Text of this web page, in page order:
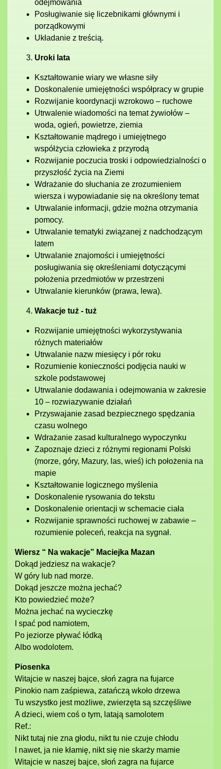
odejmowania
Posługiwanie się liczebnikami głównymi i
porządkowymi
Układanie z treścią.
Uroki lata
Kształtowanie wiary we własne siły
Doskonalenie umiejętności współpracy w grupie
Rozwijanie koordynacji wzrokowo – ruchowe
Utrwalenie wiadomości na temat żywiołów –
woda, ogień, powietrze, ziemia
Kształtowanie mądrego i umiejętnego
współżycia człowieka z przyrodą
Rozwijanie poczucia troski i odpowiedzialności o
przyszłość życia na Ziemi
Wdrażanie do słuchania ze zrozumieniem
wiersza i wypowiadanie się na określony temat
Utrwalanie informacji, gdzie można otrzymania
pomocy.
Utrwalanie tematyki związanej z nadchodzącym
latem
Utrwalanie znajomości i umiejętności
posługiwania się określeniami dotyczącymi
położenia przedmiotów w przestrzeni
Utrwalanie kierunków (prawa, lewa).
Wakacje tuż - tuż
Rozwijanie umiejętności wykorzystywania
różnych materiałów
Utrwalanie nazw miesięcy i pór roku
Rozumienie konieczności podjęcia nauki w
szkole podstawowej
Utrwalanie dodawania i odejmowania w zakresie
10 – rozwiazywanie działań
Przyswajanie zasad bezpiecznego spędzania
czasu wolnego
Wdrażanie zasad kulturalnego wypoczynku
Zapoznaje dzieci z różnymi regionami Polski
(morze, góry, Mazury, las, wieś) ich położenia na
mapie
Kształtowanie logicznego myślenia
Doskonalenie rysowania do tekstu
Doskonalenie orientacji w schemacie ciała
Rozwijanie sprawności ruchowej w zabawie –
rozumienie poleceń, reakcja na sygnał.
Wiersz “ Na wakacje” Maciejka Mazan
Dokąd jedziesz na wakacje?
W góry lub nad morze.
Dokąd jeszcze można jechać?
Kto powiedzieć może?
Można jechać na wycieczkę
I spać pod namiotem,
Po jeziorze pływać łódką
Albo wodolotem.
Piosenka
Witajcie w naszej bajce, słoń zagra na fujarce
Pinokio nam zaśpiewa, zatańczą wkoło drzewa
Tu wszystko jest możliwe, zwierzęta są szczęśliwe
A dzieci, wiem coś o tym, latają samolotem
Ref.:
Nikt tutaj nie zna głodu, nikt tu nie czuje chłodu
I nawet, ja nie kłamię, nikt się nie skarży mamie
Witajcie w naszej bajce, słoń zagra na fujarce